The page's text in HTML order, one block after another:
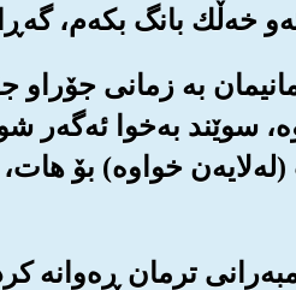
خه‌ڵك بانگ بکه‌م،
به زمانی
سوێند به‌خوا ئه‌گه‌ر
خواوه‌) بۆ
ترمان